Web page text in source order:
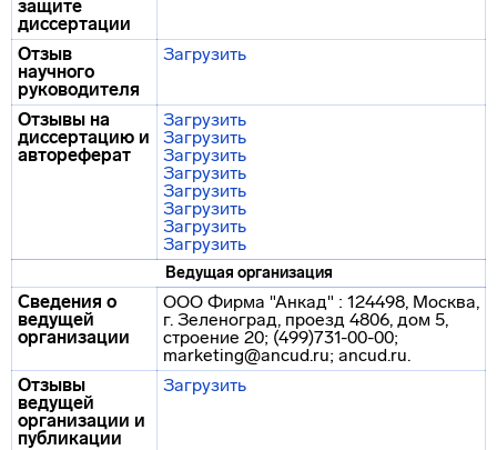
защите
диссертации
Отзыв
научного
руководителя
Загрузить
Отзывы на
диссертацию и
автореферат
Загрузить
Загрузить
Загрузить
Загрузить
Загрузить
Загрузить
Загрузить
Загрузить
Ведущая организация
Сведения о
ведущей
организации
ООО Фирма "Анкад" : 124498, Москва,
г. Зеленоград, проезд 4806, дом 5,
строение 20; (499)731-00-00;
marketing@ancud.ru; ancud.ru.
Отзывы
ведущей
организации и
публикации
Загрузить